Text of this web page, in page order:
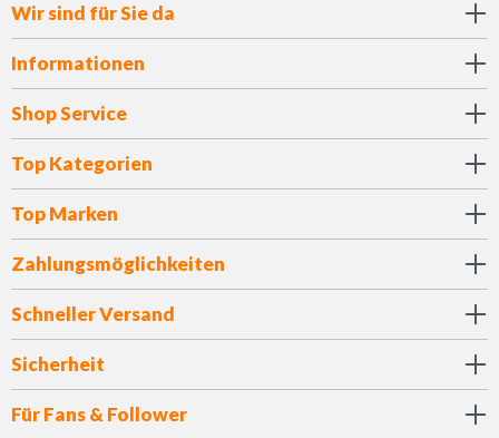
Wir sind für Sie da
Informationen
Shop Service
Top Kategorien
Top Marken
Zahlungsmöglichkeiten
Schneller Versand
Sicherheit
Für Fans & Follower